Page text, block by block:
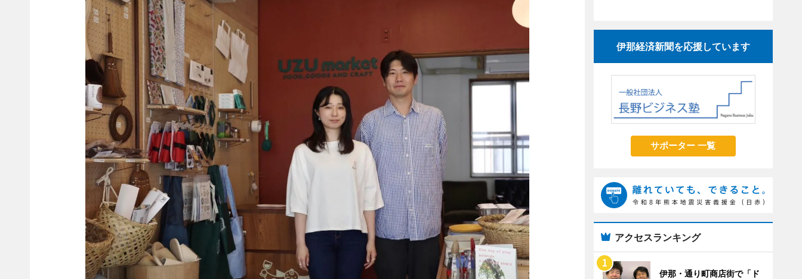
伊那経済新聞を応援しています
サポーター 一覧
アクセスランキング
伊那・通り町商店街で「ド